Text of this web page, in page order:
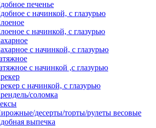
печенье
с начинкой, с глазурью
с начинкой, с глазурью
с начинкой, с глазурью
с начинкой ,с глазурью
с начинкой, с глазурью
соломка
десерты/торты/рулеты весовые
выпечка